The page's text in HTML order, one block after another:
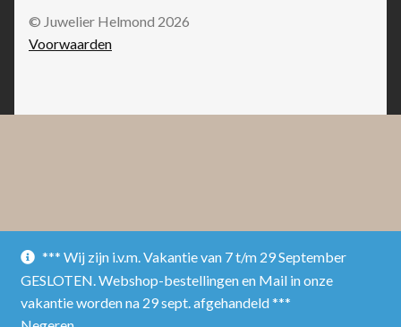
*** Wij zijn i.v.m. Vakantie van 7 t/m 29 September
GESLOTEN. Webshop-bestellingen en Mail in onze
vakantie worden na 29 sept. afgehandeld ***
© Juwelier Helmond 2026
Voorwaarden